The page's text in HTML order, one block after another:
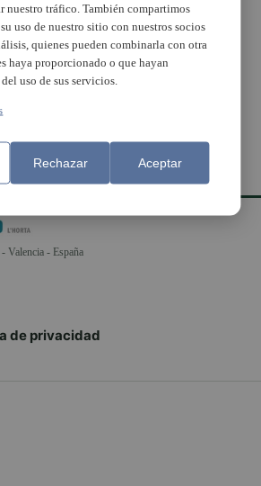
un
y
que la
Valencia - España
de privacidad
nuestro tráfico. También compartimos
uso de nuestro sitio con nuestros socios
quienes pueden combinarla con otra
haya proporcionado o que hayan
uso de sus servicios.
Rechazar Aceptar